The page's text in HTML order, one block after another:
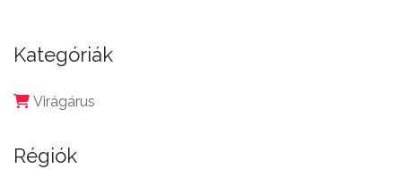
Kategóriák
Virágárus
Régiók